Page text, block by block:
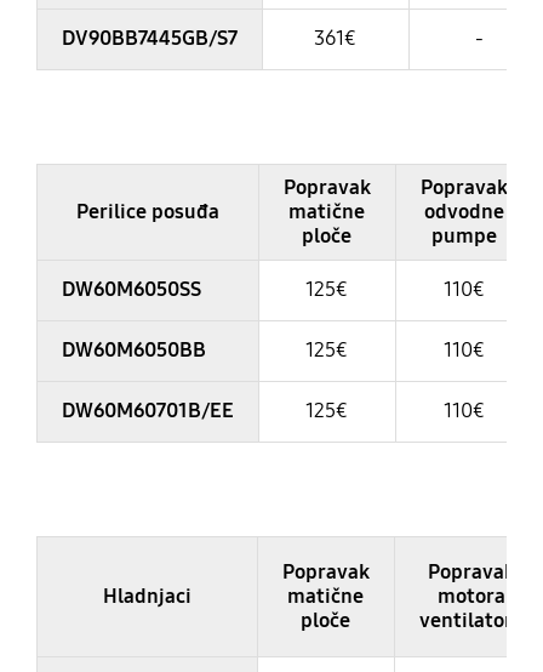
DV90BB7445GB/S7 361€ -
Perilice posuđa
Popravak
matične
ploče
Popravak
odvodne
pumpe
DW60M6050SS 125€ 110€
DW60M6050BB 125€ 110€
DW60M60701B/EE 125€ 110€
Hladnjaci
Popravak
matične
ploče
Popravak
motora
ventilatora